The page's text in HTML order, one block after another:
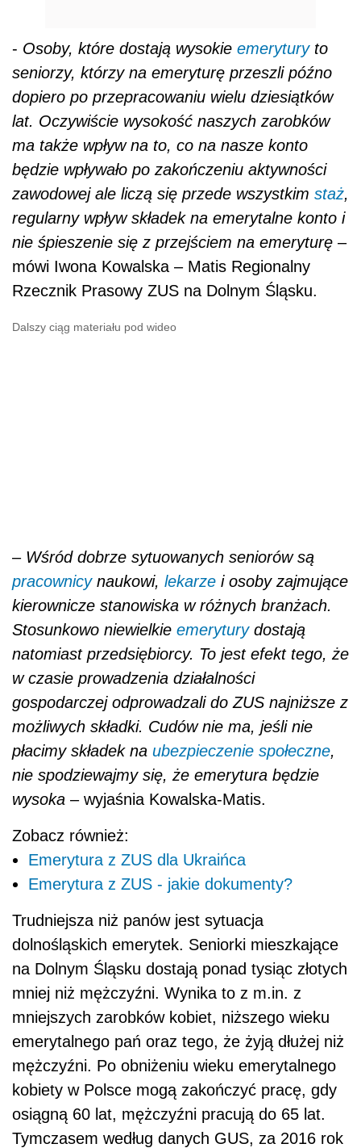
- Osoby, które dostają wysokie emeryturyto
seniorzy, którzy na emeryturę przeszli późno
dopiero po przepracowaniu wielu dziesiątków
lat. Oczywiście wysokość naszych zarobków
ma także wpływ na to, co na nasze konto
będzie wpływało po zakończeniu aktywności
zawodowej ale liczą się przede wszystkim staż,
regularny wpływ składek na emerytalne konto i
nie śpieszenie się z przejściem na emeryturę –
mówi Iwona Kowalska – Matis Regionalny
Rzecznik Prasowy ZUS na Dolnym Śląsku.
Dalszy ciąg materiału pod wideo
– Wśród dobrze sytuowanych seniorów są
pracownicynaukowi, lekarze i osoby zajmujące
kierownicze stanowiska w różnych branżach.
Stosunkowo niewielkie emeryturydostają
natomiast przedsiębiorcy. To jest efekt tego, że
w czasie prowadzenia działalności
gospodarczej odprowadzali do ZUS najniższe z
możliwych składki. Cudów nie ma, jeśli nie
płacimy składek na ubezpieczenie społeczne,
nie spodziewajmy się, że emerytura będzie
wysoka – wyjaśnia Kowalska-Matis.
Zobacz również:
Emerytura z ZUS dla Ukraińca
Emerytura z ZUS - jakie dokumenty?
Trudniejsza niż panów jest sytuacja
dolnośląskich emerytek. Seniorki mieszkające
na Dolnym Śląsku dostają ponad tysiąc złotych
mniej niż mężczyźni. Wynika to z m.in. z
mniejszych zarobków kobiet, niższego wieku
emerytalnego pań oraz tego, że żyją dłużej niż
mężczyźni. Po obniżeniu wieku emerytalnego
kobiety w Polsce mogą zakończyć pracę, gdy
osiągną 60 lat, mężczyźni pracują do 65 lat.
Tymczasem według danych GUS, za 2016 rok